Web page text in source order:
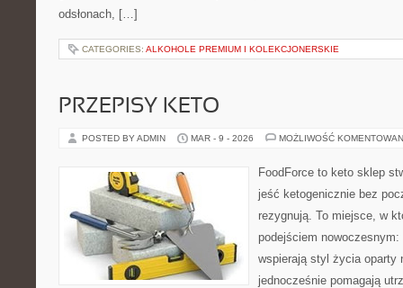
odsłonach, […]
CATEGORIES: ALKOHOLE PREMIUM I KOLEKCJONERSKIE
PRZEPISY KETO
POSTED BY ADMIN MAR - 9 - 2026 MOŻLIWOŚĆ
FoodForce to keto sklep
jeść ketogenicznie bez
rezygnują. To miejsce, w
podejściem
wspierają styl życia oparty
jednocześnie pomagają